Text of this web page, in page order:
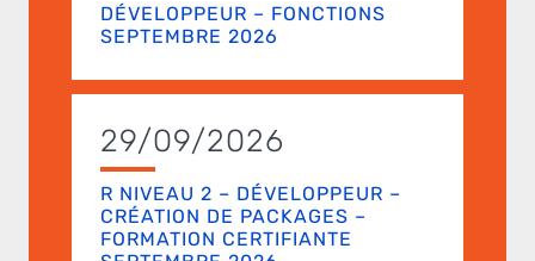
DÉVELOPPEUR – FONCTIONS
SEPTEMBRE 2026
29/09/2026
R NIVEAU 2 – DÉVELOPPEUR –
CRÉATION DE PACKAGES –
FORMATION CERTIFIANTE